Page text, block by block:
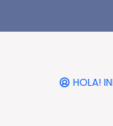
HOLA!
Con
-